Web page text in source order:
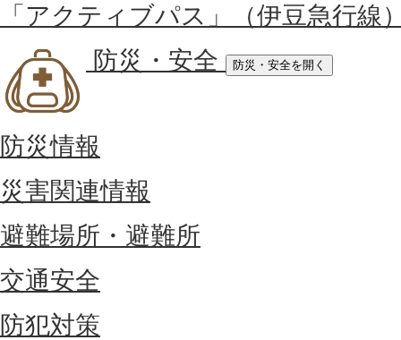
「アクティブパス」（伊豆急行線
防災・安全
防災・安全を開く
防災情報
災害関連情報
避難場所・避難所
交通安全
防犯対策